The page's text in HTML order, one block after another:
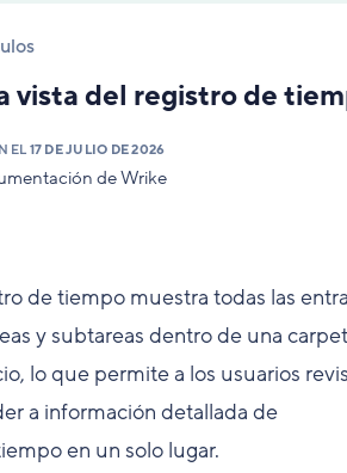
vista del registro de
EL 17 DE JULIO DE 2026
de Wrike
de tiempo muestra todas las
y subtareas dentro de una
lo que permite a los usuarios
a información detallada de
en un solo lugar.